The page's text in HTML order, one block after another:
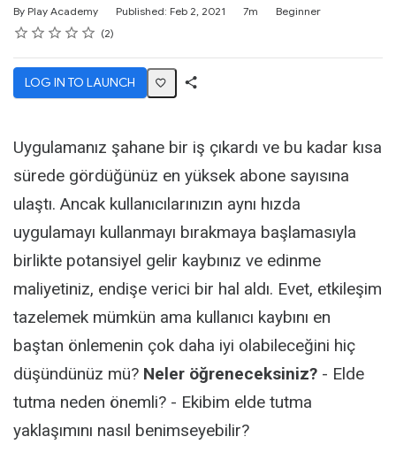
By Play Academy Published: Feb 2, 2021
Duration 7m
Difficulty
Beginner
Rating
1 star
2 stars
3 stars
4 stars
5 stars
Average rating: 5.0 2
2 reviews
LOG IN TO LAUNCH
Uygulamanız şahane bir iş çıkardı ve bu kadar kısa
sürede gördüğünüz en yüksek abone sayısına
ulaştı. Ancak kullanıcılarınızın aynı hızda
uygulamayı kullanmayı bırakmaya başlamasıyla
birlikte potansiyel gelir kaybınız ve edinme
maliyetiniz, endişe verici bir hal aldı. Evet, etkileşim
tazelemek mümkün ama kullanıcı kaybını en
baştan önlemenin çok daha iyi olabileceğini hiç
düşündünüz mü? Neler öğreneceksiniz? - Elde
tutma neden önemli? - Ekibim elde tutma
yaklaşımını nasıl benimseyebilir?